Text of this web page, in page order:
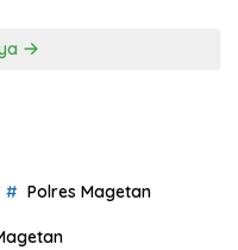
Polres Magetan